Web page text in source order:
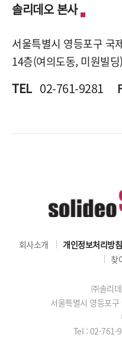
솔리데오 본사
서울특별시 영등포구 국
14층(여의도동, 미원빌딩)
TEL 02-761-9281
회사소개 개인정보처리방침
찾
㈜솔리
서울특별시 영등포
Tel : 02-761-